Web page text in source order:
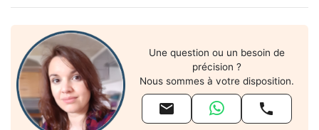
Une question ou un besoin de
précision ?
Nous sommes à votre disposition.
 